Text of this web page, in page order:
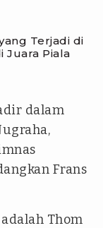
Terjadi di
Juara Piala
dalam
Frans
Thom